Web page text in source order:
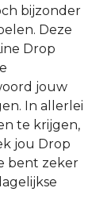
bijzonder
Deze
Drop
jouw
In allerlei
te krijgen,
jou Drop
bent zeker